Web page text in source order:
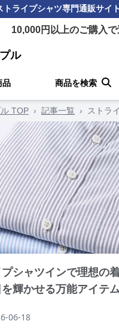
トライプシャツ専門通販サイト
10,000円以上のご購入
ル
品 商品を検索
TOP › 記事一覧 › ストラ
シャツインで理想の
輝かせる万能アイテ
06-18